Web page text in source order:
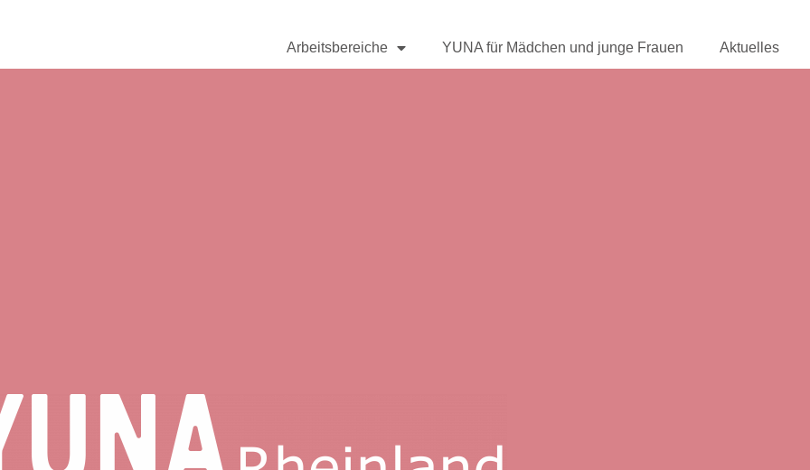
Arbeitsbereiche YUNA für Mädchen und junge Frauen Aktuelles